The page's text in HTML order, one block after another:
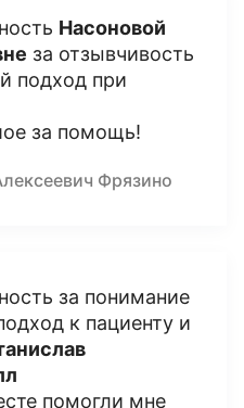
Насоновой
за отзывчивость
подход при
за помощь!
Фрязино
за понимание
к пациенту и
помогли мне